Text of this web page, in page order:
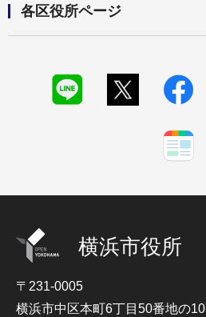
各区役所ページ
横浜市役所
〒231-0005
横浜市中区本町6丁目50番地の10